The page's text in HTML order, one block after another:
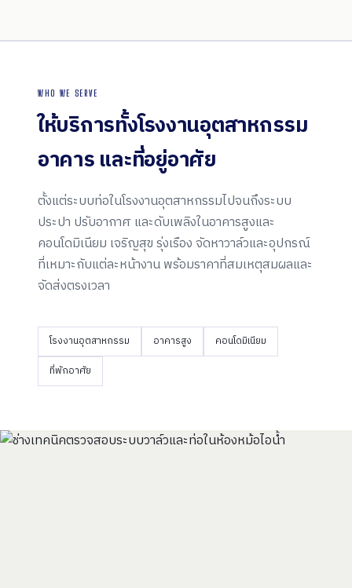
WHO WE SERVE
ให้บริการทั้งโรงงานอุตสาหกรรม
อาคาร และที่อยู่อาศัย
ตั้งแต่ระบบท่อในโรงงานอุตสาหกรรมไปจนถึงระบบ
ประปา ปรับอากาศ และดับเพลิงในอาคารสูงและ
คอนโดมิเนียม เจริญสุข รุ่งเรือง จัดหาวาล์วและอุปกรณ์
ที่เหมาะกับแต่ละหน้างาน พร้อมราคาที่สมเหตุสมผลและ
จัดส่งตรงเวลา
โรงงานอุตสาหกรรม อาคารสูง
คอนโดมิเนียม
ที่พักอาศัย